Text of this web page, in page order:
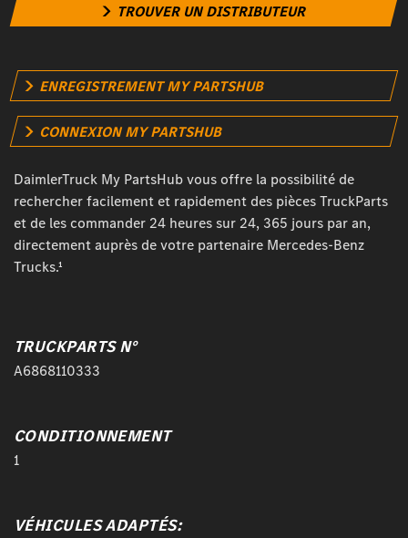
TROUVER UN DISTRIBUTEUR
ENREGISTREMENT MY PARTSHUB
CONNEXION MY PARTSHUB
DaimlerTruck My PartsHub vous offre la possibilité de
rechercher facilement et rapidement des pièces TruckParts
et de les commander 24 heures sur 24, 365 jours par an,
directement auprès de votre partenaire Mercedes-Benz
Trucks.¹
TRUCKPARTS N°
A6868110333
CONDITIONNEMENT
1
VÉHICULES ADAPTÉS: